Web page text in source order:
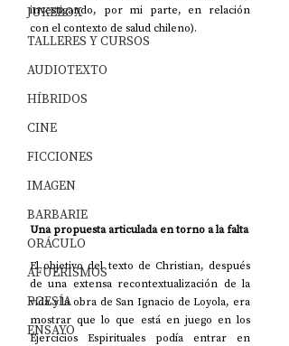
JUKEBOX
TALLERES Y CURSOS
AUDIOTEXTO
HÍBRIDOS
CINE
FICCIONES
IMAGEN
BARBARIE
ORÁCULO
AFUERISMOS
POESÍA
ENSAYO
investigando, por mi parte, en relación
con el contexto de salud chileno).
Una propuesta articulada en torno a la falta
El objetivo del texto de Christian, después
de una extensa recontextualización de la
vida y la obra de San Ignacio de Loyola, era
mostrar que lo que está en juego en los
Ejercicios Espirituales podía entrar en